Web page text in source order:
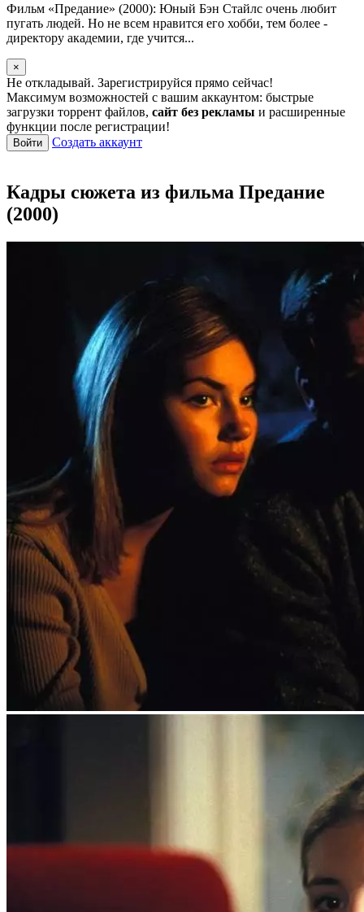
Фильм «Предание» (2000): Юный Бэн Стайлс очень любит
пугать людей. Но не всем нравится его хобби, тем более -
директору академии, где учится...
×
Не откладывай. Зарегистрируйся прямо сейчас!
Максимум возможностей с вашим аккаунтом: быстрые
загрузки торрент файлов, сайт без рекламы и расширенные
функции после регистрации!
Войти Создать аккаунт
Кадры сюжета из фильма Предание
(2000)